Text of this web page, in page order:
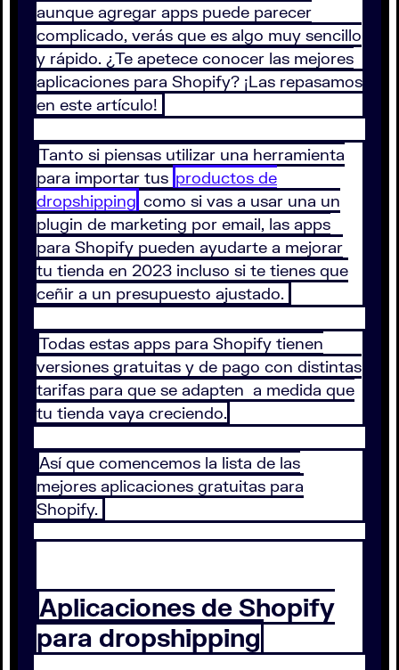
aunque agregar apps puede parecer
complicado, verás que es algo muy sencillo
y rápido. ¿Te apetece conocer las mejores
aplicaciones para Shopify? ¡Las repasamos
en este artículo!
Tanto si piensas utilizar una herramienta
para importar tus productos de
dropshipping como si vas a usar una un
plugin de marketing por email, las apps
para Shopify pueden ayudarte a mejorar
tu tienda en 2023 incluso si te tienes que
ceñir a un presupuesto ajustado.
Todas estas apps para Shopify tienen
versiones gratuitas y de pago con distintas
tarifas para que se adapten a medida que
tu tienda vaya creciendo.
Así que comencemos la lista de las
mejores aplicaciones gratuitas para
Shopify.
Aplicaciones de Shopify
para dropshipping